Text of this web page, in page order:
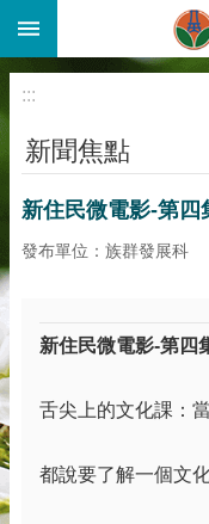
跳到主要內容區塊
:::
新聞焦點
新住民微電影-第四
發布單位：族群發展科
新住民微電影-第四
舌尖上的文化課：
都說要了解一個文